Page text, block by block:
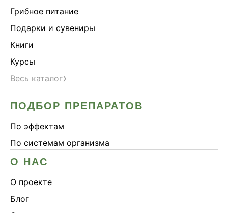
Грибное питание
Подарки и сувениры
Книги
Курсы
Весь каталог›
ПОДБОР ПРЕПАРАТОВ
По эффектам
По системам организма
О НАС
О проекте
Блог